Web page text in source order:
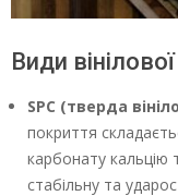
Види
SPC (тверда
покриття
карбонату кальцію
стабільну та